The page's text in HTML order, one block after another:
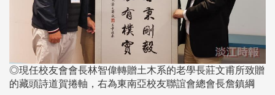
◎現任校友會會長林智偉轉贈土木系的老學長莊文甫所致贈
的藏頭詩道賀捲軸，右為東南亞校友聯誼會總會長詹鎮綱